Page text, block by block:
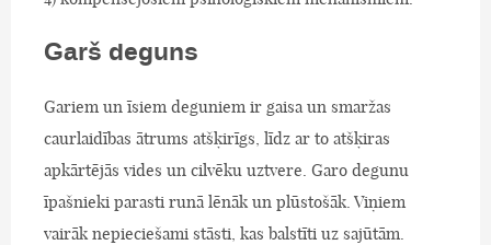
Garš deguns
Gariem un īsiem deguniem ir gaisa un smaržas
caurlaidības ātrums atšķirīgs, līdz ar to atšķiras
apkārtējās vides un cilvēku uztvere. Garo degunu
īpašnieki parasti runā lēnāk un plūstošāk. Viņiem
vairāk nepieciešami stāsti, kas balstīti uz sajūtām.